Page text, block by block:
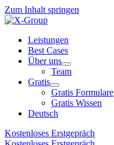
Zum Inhalt springen
Leistungen
Best Cases
Über uns
Team
Gratis
Gratis Formulare
Gratis Wissen
Deutsch
Kostenloses Erstgepräch